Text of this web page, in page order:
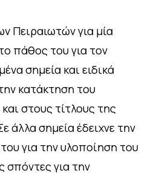
Πειραιωτών για μία
πάθος του για τον
σημεία και ειδικά
κατάκτηση του
στους τίτλους της
άλλα σημεία έδειχνε την
για την υλοποίηση του
σπόντες για την